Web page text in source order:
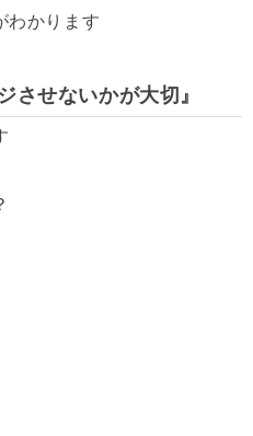
わかります
させないかが大切』